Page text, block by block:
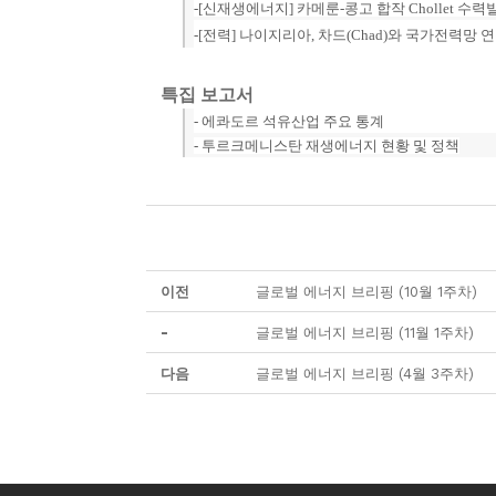
-[신재생에너지] 카메룬-콩고 합작 Chollet 수력
-[전력] 나이지리아, 차드(Chad)와 국가전력망
특집 보고서
- 에콰도르 석유산업 주요 통계
- 투르크메니스탄 재생에너지 현황 및 정책
이전 글로벌 에너지 브리핑 (10월 1주차)
- 글로벌 에너지 브리핑 (11월 1주차)
다음 글로벌 에너지 브리핑 (4월 3주차)